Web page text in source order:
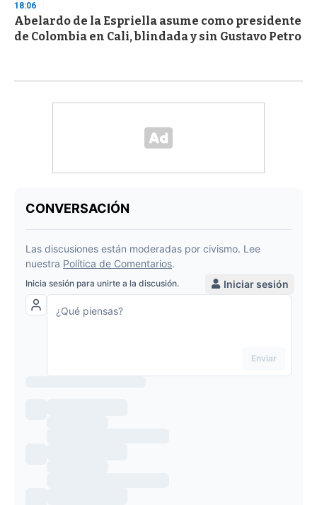
18:06
Abelardo de la Espriella asume como presidente
de Colombia en Cali, blindada y sin Gustavo Petro